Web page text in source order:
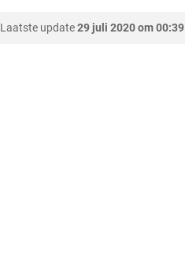
Laatste update29 juli 2020 om 00:39